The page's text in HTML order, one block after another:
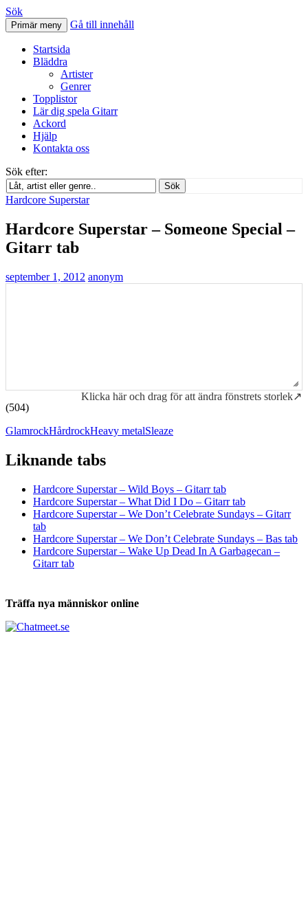
Svenskatabs.se
Sök
Primär meny Gå till innehåll
Startsida
Bläddra
Artister
Genrer
Topplistor
Lär dig spela Gitarr
Ackord
Hjälp
Kontakta oss
Sök efter:
Sök
Hardcore Superstar
Hardcore Superstar – Someone Special –
Gitarr tab
september 1, 2012 anonym
Klicka här och drag för att ändra fönstrets storlek↗
(504)
GlamrockHårdrockHeavy metalSleaze
Liknande tabs
Hardcore Superstar – Wild Boys – Gitarr tab
Hardcore Superstar – What Did I Do – Gitarr tab
Hardcore Superstar – We Don’t Celebrate Sundays – Gitarr
tab
Hardcore Superstar – We Don’t Celebrate Sundays – Bas tab
Hardcore Superstar – Wake Up Dead In A Garbagecan –
Gitarr tab
Träffa nya människor online